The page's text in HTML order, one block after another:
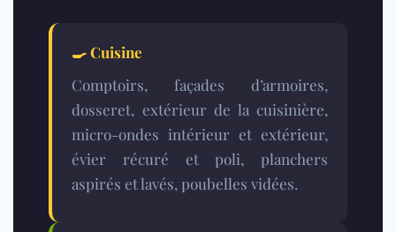
🍳Cuisine
Comptoirs, façades d’armoires,
dosseret, extérieur de la cuisinière,
micro-ondes intérieur et extérieur,
évier récuré et poli, planchers
aspirés et lavés, poubelles vidées.